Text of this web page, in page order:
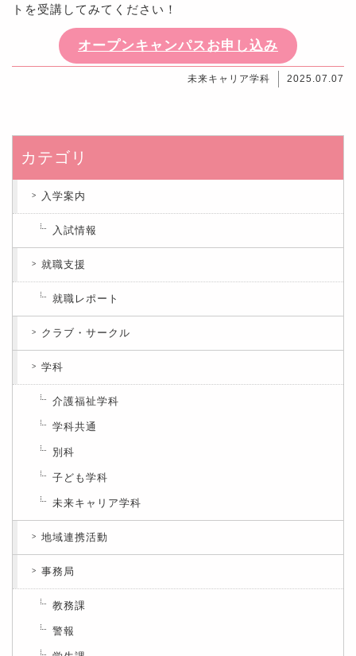
トを受講してみてください！
オープンキャンパスお申し込み
未来キャリア学科 2025.07.07
カテゴリ
入学案内
入試情報
就職支援
就職レポート
クラブ・サークル
学科
介護福祉学科
学科共通
別科
子ども学科
未来キャリア学科
地域連携活動
事務局
教務課
警報